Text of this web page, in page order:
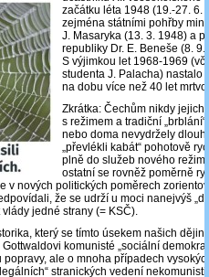
začátku léta 1948 (19.-27. 6.
zejména státními pohřby
J. Masaryka (13. 3. 1948) a
republiky Dr. E. Beneše (8. 9.
S výjimkou let 1968-1969
studenta J. Palacha) nastalo
na dobu více než 40 let
Zkrátka: Čechům nikdy jejich
s režimem a tradiční
nebo doma nevydržely
„převlékli kabát“ pohotově
plně do služeb nového
ostatní se rovněž poměrně
v nových politických poměrech
že se udrží u moci nanejvýš
jedné strany (= KSČ).
který se tímto úsekem našich dějin
komunisté „sociální
ale o mnoha případech
stranických vedení